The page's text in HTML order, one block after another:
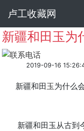
卢工收藏网
2019-09-16
新疆和田玉为什么
新疆和田玉从古到今